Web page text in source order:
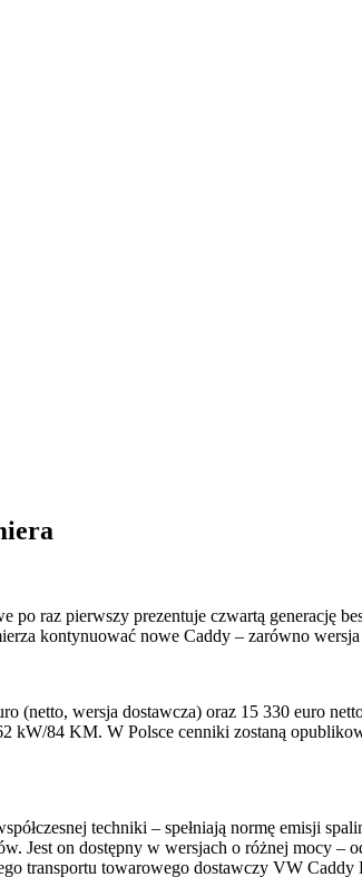
raz pierwszy prezentuje czwartą generację
kontynuować nowe Caddy – zarówno
(netto, wersja dostawcza) oraz 15 330 euro
kW/84 KM. W Polsce cenniki zostaną
techniki – spełniają normę emisji
Jest on dostępny w wersjach o różnej mocy
transportu towarowego dostawczy VW